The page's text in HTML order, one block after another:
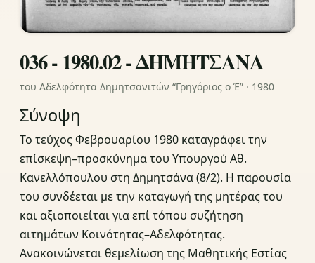
036 - 1980.02 - ΔΗΜΗΤΣΑΝΑ
του Αδελφότητα Δημητσανιτών “Γρηγόριος ο Έ” · 1980
Σύνοψη
Το τεύχος Φεβρουαρίου 1980 καταγράφει την
επίσκεψη–προσκύνημα του Υπουργού Αθ.
Κανελλόπουλου στη Δημητσάνα (8/2). Η παρουσία
του συνδέεται με την καταγωγή της μητέρας του
και αξιοποιείται για επί τόπου συζήτηση
αιτημάτων Κοινότητας–Αδελφότητας.
Ανακοινώνεται θεμελίωση της Μαθητικής Εστίας